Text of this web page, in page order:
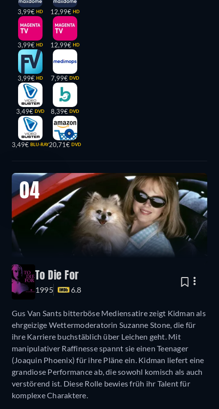
3,99€ HD
3,99€ HD
3,99€ HD
3,49€ DVD
3,49€ BLU-RAY
12,99€ HD
12,99€ HD
7,99€ DVD
8,39€ DVD
20,71€ DVD
04
To Die For
1995 6.8
Gus Van Sants bitterböse Mediensatire zeigt Kidman als
ehrgeizige Wettermoderatorin Suzanne Stone, die für
ihre Karriere buchstäblich über Leichen geht. Mit
manipulativer Raffinesse spannt sie einen Teenager
(Joaquin Phoenix) für ihre Pläne ein. Kidman liefert eine
grandiose Performance ab, die sowohl komisch als auch
verstörend ist. Diese Rolle bewies früh ihr Talent für
komplexe Charaktere.